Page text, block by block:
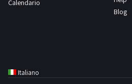
1
Calendario
Blog
Italiano